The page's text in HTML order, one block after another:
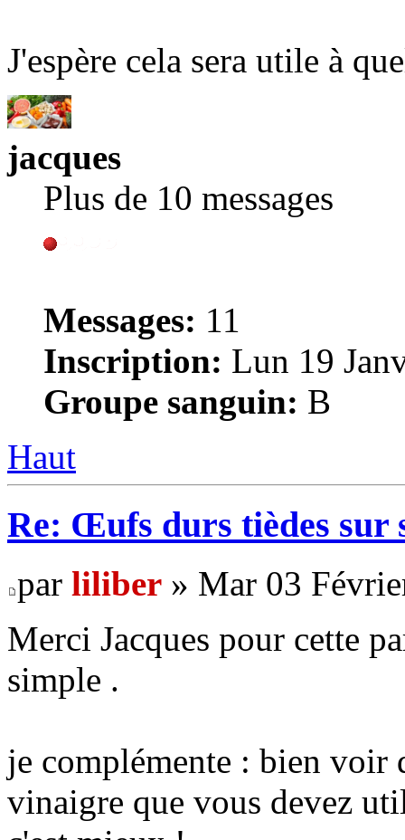
J'espère cela sera utile à
jacques
Plus de 10 messages
Messages: 11
Inscription: Lun 19
Groupe sanguin: B
Haut
Re: Œufs durs tièdes sur
par liliber » Mar 03
Merci Jacques pour cette
simple .
je complémente : bien voir
vinaigre que vous devez